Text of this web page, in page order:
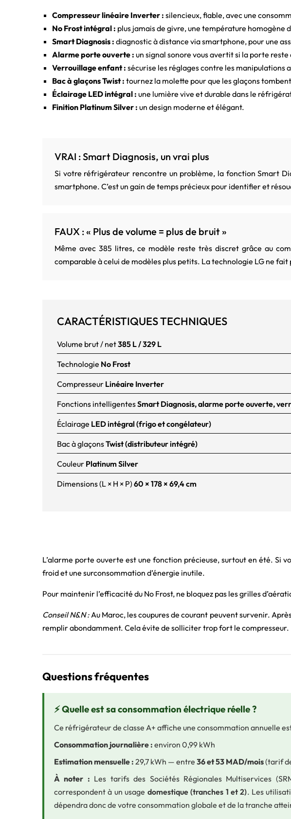
Compresseur linéaire Inverter : silencieux, fiable, avec une
No Frost intégral : plus jamais de givre, une température homogène
Smart Diagnosis : diagnostic à distance via smartphone, pour une
Alarme porte ouverte : un signal sonore vous avertit si la porte
Verrouillage enfant : sécurise les réglages contre les manipulations
Bac à glaçons Twist : tournez la molette pour que les glaçons
Éclairage LED intégral : une lumière vive et durable dans le
Finition Platinum Silver : un design moderne et élégant.
VRAI : Smart Diagnosis, un vrai plus
Si votre réfrigérateur rencontre un problème, la fonction Smart
smartphone. C’est un gain de temps précieux pour identifier et
FAUX : « Plus de volume = plus de bruit »
Même avec 385 litres, ce modèle reste très discret grâce au
comparable à celui de modèles plus petits. La technologie LG ne fait
CARACTÉRISTIQUES TECHNIQUES
Volume brut / net385 L / 329 L
Technologie No Frost
Compresseur Linéaire Inverter
Fonctions intelligentesSmart Diagnosis, alarme porte ouverte,
Éclairage LED intégral (frigo et congélateur)
Bac à glaçonsTwist (distributeur intégré)
Couleur Platinum Silver
Dimensions (L × H × P) 60 × 178 × 69,4 cm
L’alarme porte ouverte est une fonction précieuse, surtout en été. Si
froid et une surconsommation d’énergie inutile.
Pour maintenir l’efficacité du No Frost, ne bloquez pas les grilles
Conseil N&N :Au Maroc, les coupures de courant peuvent survenir.
remplir abondamment. Cela évite de solliciter trop fort le compresseur.
Questions fréquentes
⚡ Quelle est sa consommation électrique réelle ?
Ce réfrigérateur de classe A+ affiche une consommation annuelle
Consommation journalière : environ 0,99 kWh
Estimation mensuelle : 29,7 kWh — entre 36 et 53 MAD/mois(tarif
À noter : Les tarifs des Sociétés Régionales Multiservices
correspondent à un usage domestique (tranches 1 et 2). Les
dépendra donc de votre consommation globale et de la tranche